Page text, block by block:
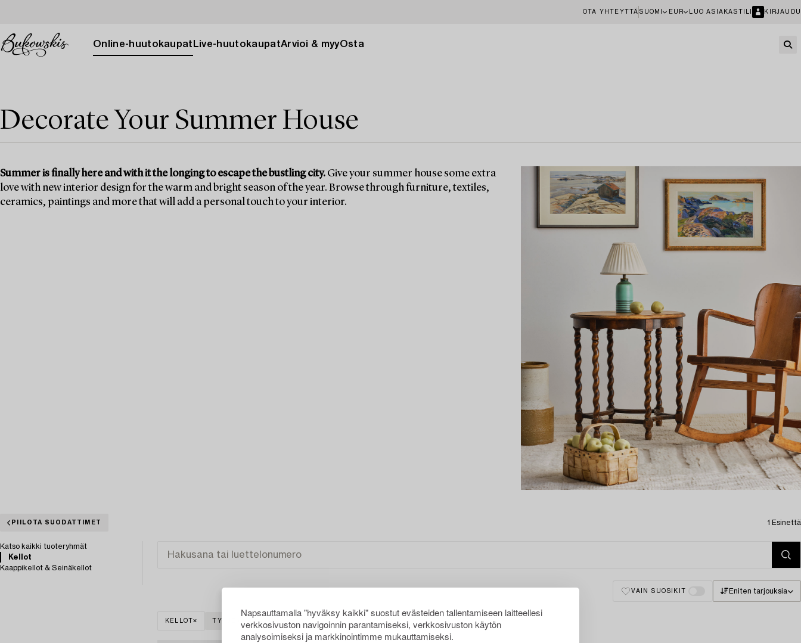
Napsauttamalla "hyväksy kaikki" suostut evästeiden tallentamiseen laitteellesi
verkkosivuston navigoinnin parantamiseksi, verkkosivuston käytön
analysoimiseksi ja markkinointimme mukauttamiseksi.
OTA YHTEYTTÄ SUOMI EUR LUO ASIAKASTILI KIRJAUDU
Online-huutokaupat Live-huutokaupatArvioi & myyOsta
Decorate Your Summer House
Summer is finally here and with it the longing to escape the bustling city. Give your summer house some extra
love with new interior design for the warm and bright season of the year. Browse through furniture, textiles,
ceramics, paintings and more that will add a personal touch to your interior.
PIILOTA SUODATTIMET 1 Esinettä
Katso kaikki tuoteryhmät
Kellot
Kaappikellot & Seinäkellot
VAIN SUOSIKIT Eniten tarjouksia
KELLOT TYHJENNÄ KAIKKI